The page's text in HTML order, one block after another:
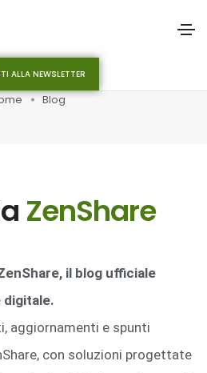
ALLA NEWSLETTER
Blog
ZenShare
il blog ufficiale
digitale.
aggiornamenti e spunti
con soluzioni progettate